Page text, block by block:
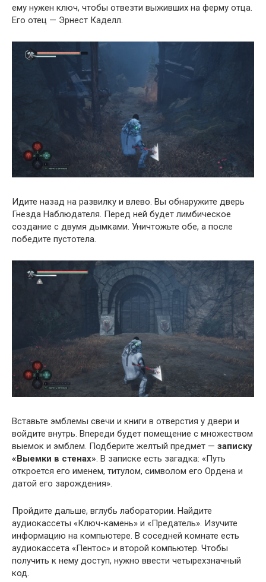
ему нужен ключ, чтобы отвезти выживших на ферму отца.
Его отец — Эрнест Каделл.
Идите назад на развилку и влево. Вы обнаружите дверь
Гнезда Наблюдателя. Перед ней будет лимбическое
создание с двумя дымками. Уничтожьте обе, а после
победите пустотела.
Вставьте эмблемы свечи и книги в отверстия у двери и
войдите внутрь. Впереди будет помещение с множеством
выемок и эмблем. Подберите желтый предмет — записку
«Выемки в стенах» . В записке есть загадка: «Путь
откроется его именем, титулом, символом его Ордена и
датой его зарождения».
Пройдите дальше, вглубь лаборатории. Найдите
аудиокассеты «Ключ-камень» и «Предатель». Изучите
информацию на компьютере. В соседней комнате есть
аудиокассета «Пентос» и второй компьютер. Чтобы
получить к нему доступ, нужно ввести четырехзначный
код.